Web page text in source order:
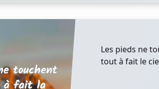
Les pieds ne
tout à fait le